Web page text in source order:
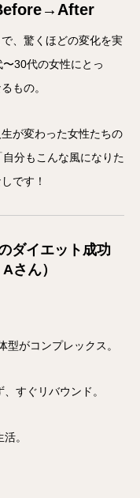
、驚くほどの変化を実
30代の女性にとっ
もの。
が変わった女性たちの
分もこんな風になりた
です！
ダイエット成功
さん）
がコンプレックス。
すぐリバウンド。
。